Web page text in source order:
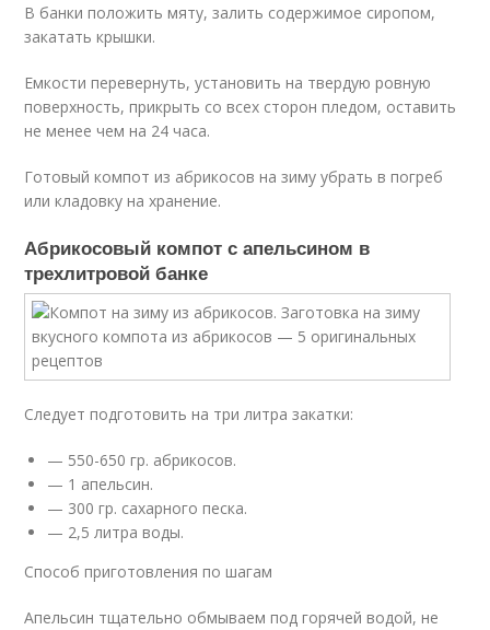
В банки положить мяту, залить содержимое сиропом,
закатать крышки.
Емкости перевернуть, установить на твердую ровную
поверхность, прикрыть со всех сторон пледом, оставить
не менее чем на 24 часа.
Готовый компот из абрикосов на зиму убрать в погреб
или кладовку на хранение.
Абрикосовый компот с апельсином в
трехлитровой банке
Следует подготовить на три литра закатки:
— 550-650 гр. абрикосов.
— 1 апельсин.
— 300 гр. сахарного песка.
— 2,5 литра воды.
Способ приготовления по шагам
Апельсин тщательно обмываем под горячей водой, не